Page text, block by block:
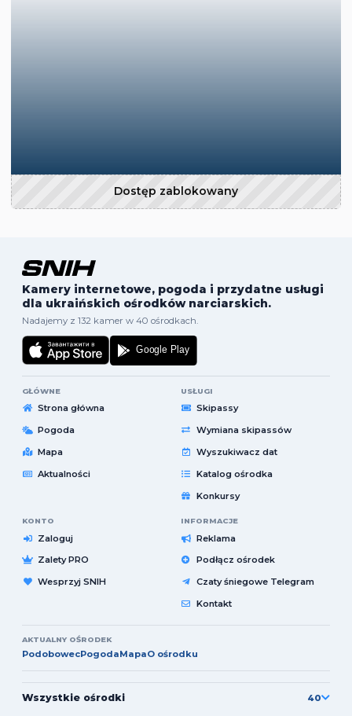
Dostęp zablokowany
Kamery internetowe, pogoda i przydatne usługi
dla ukraińskich ośrodków narciarskich.
Nadajemy z 132 kamer w 40 ośrodkach.
GŁÓWNE
Strona główna
Pogoda
Mapa
Aktualności
USŁUGI
Skipassy
Wymiana skipassów
Wyszukiwacz dat
Katalog ośrodka
Konkursy
KONTO
Zaloguj
Zalety PRO
Wesprzyj SNIH
INFORMACJE
Reklama
Podłącz ośrodek
Czaty śniegowe Telegram
Kontakt
AKTUALNY OŚRODEK
PodobowecPogodaMapaO ośrodku
Wszystkie ośrodki 40